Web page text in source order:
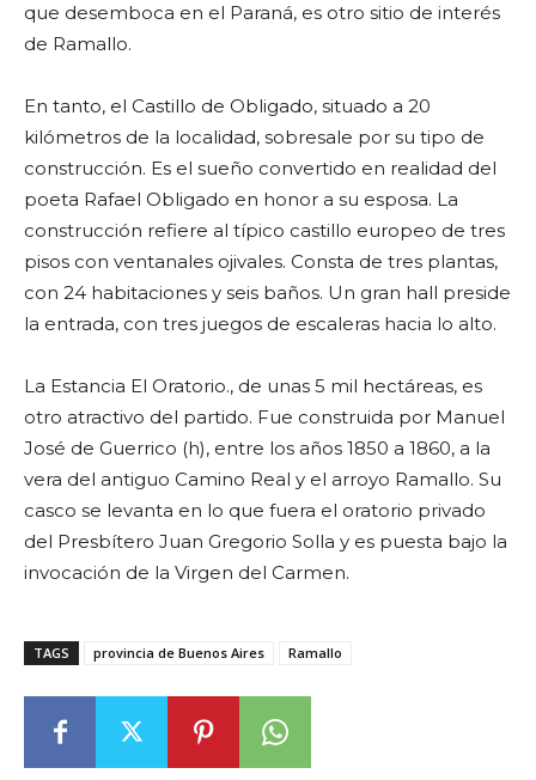
que desemboca en el Paraná, es otro sitio de interés
de Ramallo.
En tanto, el Castillo de Obligado, situado a 20
kilómetros de la localidad, sobresale por su tipo de
construcción. Es el sueño convertido en realidad del
poeta Rafael Obligado en honor a su esposa. La
construcción refiere al típico castillo europeo de tres
pisos con ventanales ojivales. Consta de tres plantas,
con 24 habitaciones y seis baños. Un gran hall preside
la entrada, con tres juegos de escaleras hacia lo alto.
La Estancia El Oratorio., de unas 5 mil hectáreas, es
otro atractivo del partido. Fue construida por Manuel
José de Guerrico (h), entre los años 1850 a 1860, a la
vera del antiguo Camino Real y el arroyo Ramallo. Su
casco se levanta en lo que fuera el oratorio privado
del Presbítero Juan Gregorio Solla y es puesta bajo la
invocación de la Virgen del Carmen.
TAGS provincia de Buenos Aires Ramallo